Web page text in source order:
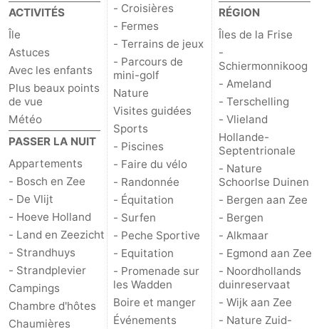
ACTIVITÉS
Île
Astuces
Avec les enfants
Plus beaux points
de vue
Météo
PASSER LA NUIT
Appartements
- Bosch en Zee
- De Vlijt
- Hoeve Holland
- Land en Zeezicht
- Strandhuys
- Strandplevier
Campings
Chambre d'hôtes
Chaumières
- Croisières
- Fermes
- Terrains de jeux
- Parcours de
mini-golf
Nature
Visites guidées
Sports
- Piscines
- Faire du vélo
- Randonnée
- Équitation
- Surfen
- Peche Sportive
- Equitation
- Promenade sur
les Wadden
Boire et manger
Événements
RÉGION
Îles de la Frise
-
Schiermonnikoog
- Ameland
- Terschelling
- Vlieland
Hollande-
Septentrionale
- Nature
Schoorlse Duinen
- Bergen aan Zee
- Bergen
- Alkmaar
- Egmond aan Zee
- Noordhollands
duinreservaat
- Wijk aan Zee
- Nature Zuid-